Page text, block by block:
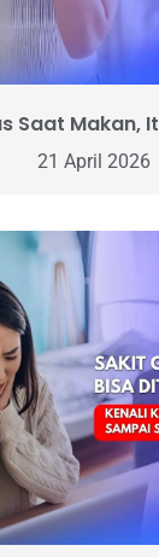
Saat Makan,
21 April 2026